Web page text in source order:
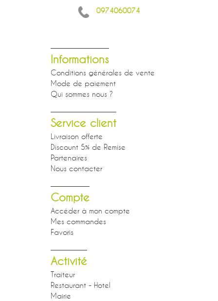
0974060074
Informations
Conditions générales de vente
Mode de paiement
Qui sommes nous ?
Service client
Livraison offerte
Discount 5% de Remise
Partenaires
Nous contacter
Compte
Accéder à mon compte
Mes commandes
Favoris
Activité
Traiteur
Restaurant - Hotel
Mairie